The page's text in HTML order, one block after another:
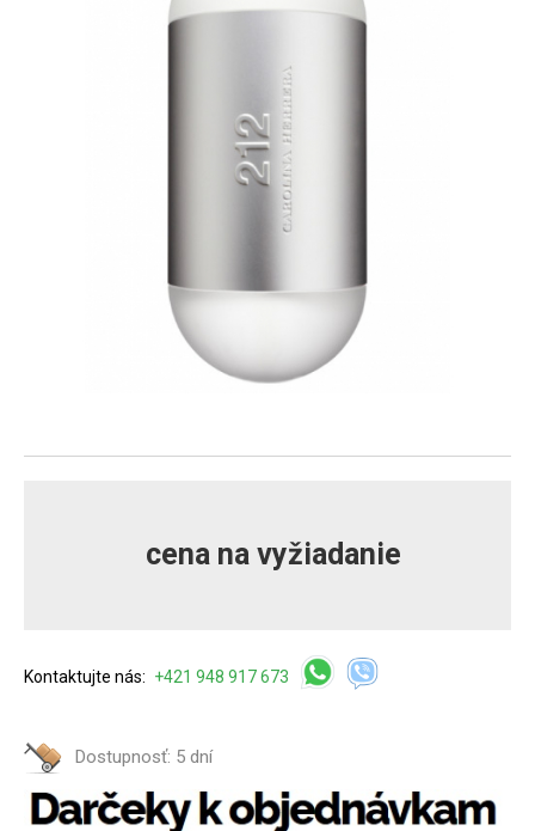
cena na vyžiadanie
Kontaktujte nás: +421 948 917 673
Dostupnosť: 5 dní